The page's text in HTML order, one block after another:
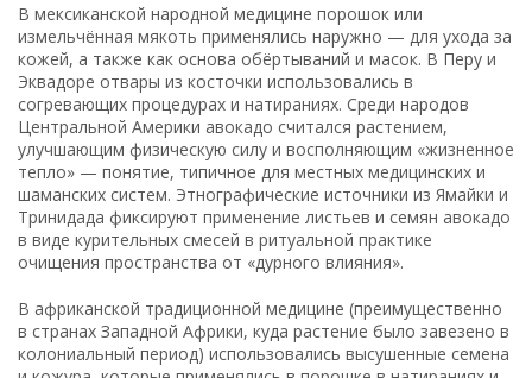
В мексиканской народной медицине порошок или
измельчённая мякоть применялись наружно — для ухода за
кожей, а также как основа обёртываний и масок. В Перу и
Эквадоре отвары из косточки использовались в
согревающих процедурах и натираниях. Среди народов
Центральной Америки авокадо считался растением,
улучшающим физическую силу и восполняющим «жизненное
тепло» — понятие, типичное для местных медицинских и
шаманских систем. Этнографические источники из Ямайки и
Тринидада фиксируют применение листьев и семян авокадо
в виде курительных смесей в ритуальной практике
очищения пространства от «дурного влияния».
В африканской традиционной медицине (преимущественно
в странах Западной Африки, куда растение было завезено в
колониальный период) использовались высушенные семена